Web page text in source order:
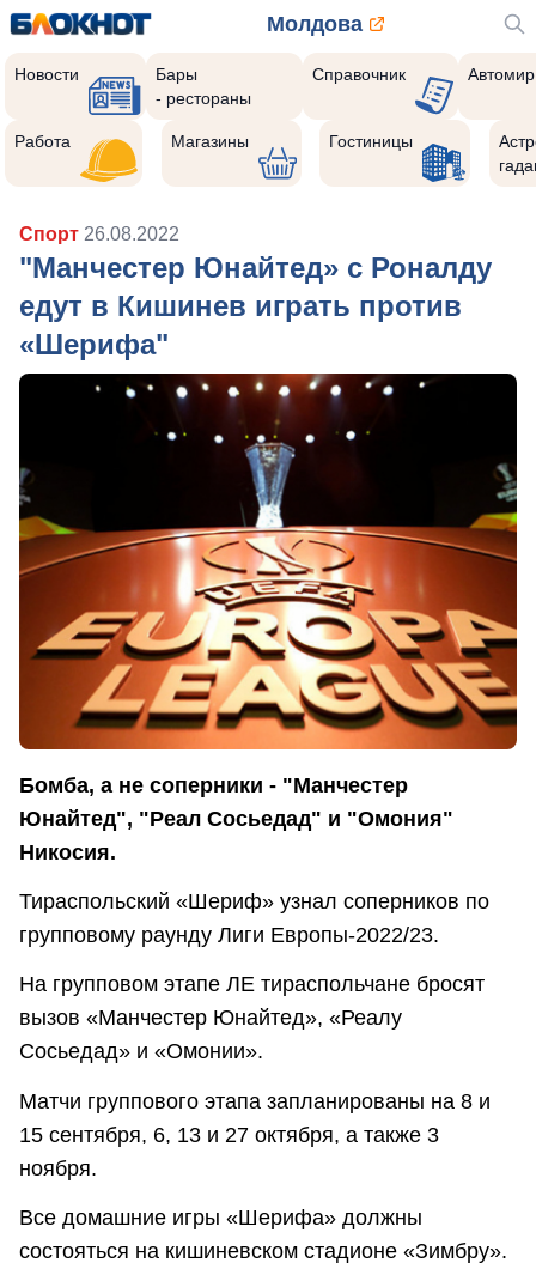
Молдова
Новости
Бары
- рестораны
Справочник Автомир
Работа Магазины Гостиницы
Спорт 26.08.2022
"Манчестер Юнайтед» с Роналду
едут в Кишинев играть против
«Шерифа"
Бомба, а не соперники - "Манчестер
Юнайтед", "Реал Сосьедад" и "Омония"
Никосия.
Тираспольский «Шериф» узнал соперников по
групповому раунду Лиги Европы-2022/23.
На групповом этапе ЛЕ тираспольчане бросят
вызов «Манчестер Юнайтед», «Реалу
Сосьедад» и «Омонии».
Матчи группового этапа запланированы на 8 и
15 сентября, 6, 13 и 27 октября, а также 3
ноября.
Все домашние игры «Шерифа» должны
состояться на кишиневском стадионе «Зимбру».